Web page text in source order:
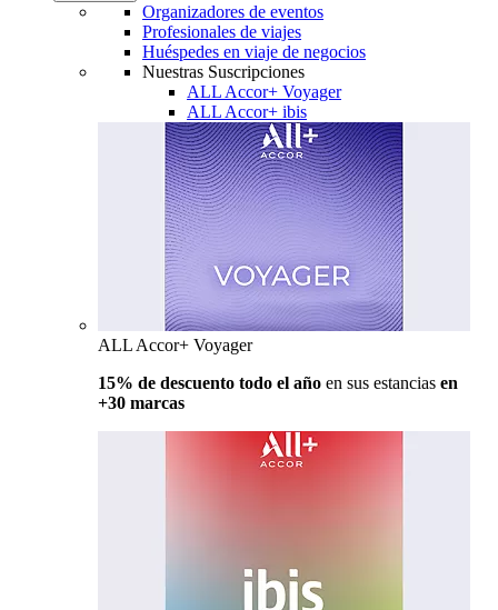
Organizadores de eventos
Profesionales de viajes
Huéspedes en viaje de negocios
Nuestras Suscripciones
ALL Accor+ Voyager
ALL Accor+ ibis
ALL Accor+ Voyager
15% de descuento todo el año en sus estancias en
+30 marcas